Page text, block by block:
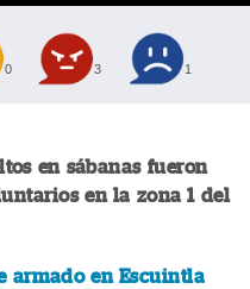
0 3 1
en sábanas fueron
en la zona 1 del
armado en Escuintla